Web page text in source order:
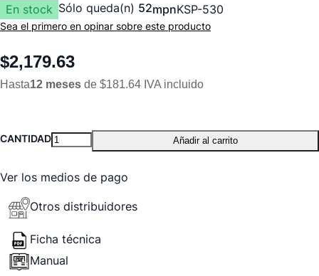
En stock Sólo queda(n) 52mpnKSP-530
Sea el primero en opinar sobre este producto
$2,179.63
Hasta12 meses de $181.64 IVA incluido
CANTIDAD Añadir al carrito
Ver los medios de pago
Otros distribuidores
Ficha técnica
Manual